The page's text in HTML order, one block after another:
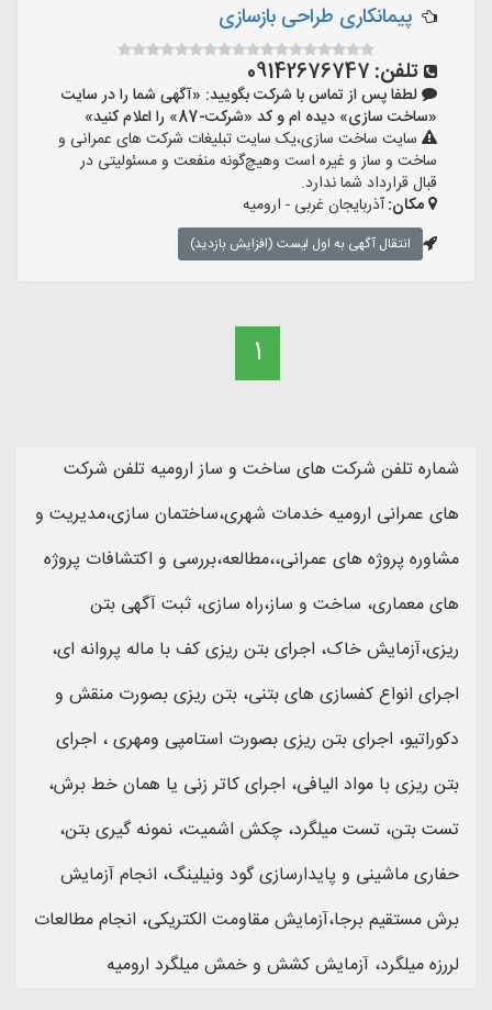
پیمانکاری طراحی بازسازی
تلفن: 09142676747
لطفا پس از تماس با شرکت بگویید: «آگهی شما را در سایت
«ساخت سازی» دیده ام و کد «شرکت-87» را اعلام کنید»
سایت ساخت سازی،یک سایت تبلیغات شرکت های عمرانی و
ساخت و ساز و غیره است وهیچ‌گونه منفعت و مسئولیتی در
قبال قرارداد شما ندارد.
مکان:آذربایجان غربی - ارومیه
انتقال آگهی به اول لیست (افزایش بازدید)
1
شماره تلفن شرکت های ساخت و ساز ارومیه تلفن شرکت
های عمرانی ارومیه خدمات شهری،ساختمان سازی،مدیریت و
مشاوره پروژه های عمرانی،،مطالعه،بررسی و اکتشافات پروژه
های معماری، ساخت و ساز،راه سازی، ثبت آگهی بتن
ریزی،آزمایش خاک، اجرای بتن ریزی کف با ماله پروانه ای،
اجرای انواع کفسازی های بتنی، بتن ریزی بصورت منقش و
دکوراتیو، اجرای بتن ریزی بصورت استامپی ومهری ، اجرای
بتن ریزی با مواد الیافی، اجرای کاتر زنی یا همان خط برش،
تست بتن، تست میلگرد، چکش اشمیت، نمونه گیری بتن،
حفاری ماشینی و پایدارسازی گود ونیلینگ، انجام آزمایش
برش مستقیم برجا،آزمایش مقاومت الکتریکی، انجام مطالعات
لررزه میلگرد، آزمایش کشش و خمش میلگرد ارومیه